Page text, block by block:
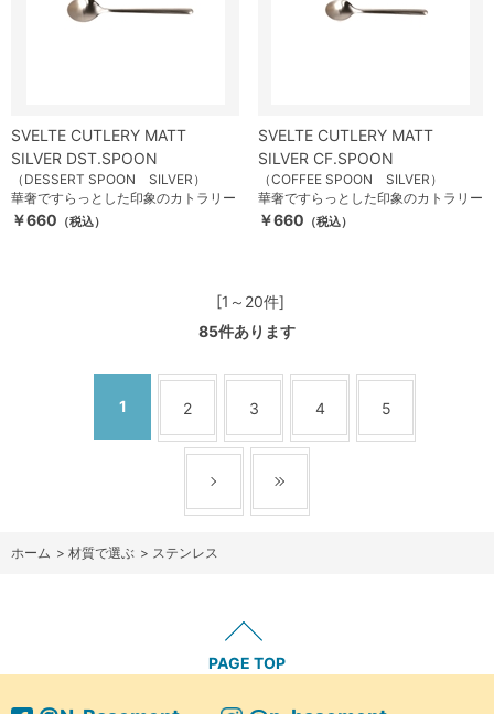
SVELTE CUTLERY MATT
SILVER DST.SPOON
（DESSERT SPOON SILVER）
華奢ですらっとした印象のカトラリー
￥660 （税込）
SVELTE CUTLERY MATT
SILVER CF.SPOON
（COFFEE SPOON SILVER）
華奢ですらっとした印象のカトラリー
￥660 （税込）
[1～20件]
85件あります
1 2 3 4 5
ホーム > 材質で選ぶ > ステンレス
PAGE TOP